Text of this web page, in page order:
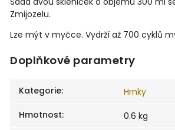
Zmijozelu.
Lze mýt v myčce. Vydrží až 700 cyklů
Doplňkové parametry
Kategorie:
Hrnky
Hmotnost: 0.6 kg